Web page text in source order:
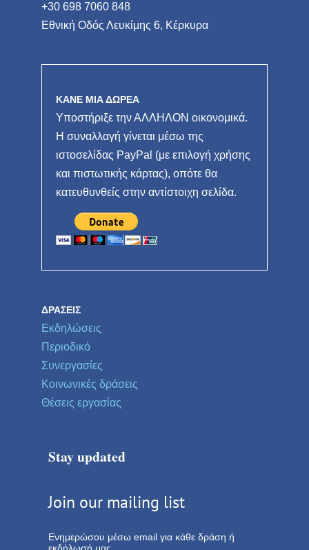
+30 698 7060 848
Εθνική Οδός Λευκίμης 6, Κέρκυρα
ΚΑΝΕ ΜΙΑ ΔΩΡΕΑ
Υποστήριξε την ΑΛΛΗΛΟΝ οικονομικά.
Η συναλλαγή γίνεται μέσω της
ιστοσελίδας PayPal (με επιλογή χρήσης
και πιστωτικής κάρτας), οπότε θα
κατευθυνθείς στην αντίστοιχη σελίδα.
ΔΡΆΣΕΙΣ
Εκδηλώσεις
Περιοδικό
Συνεργασίες
Κοινωνικές δράσεις
Θέσεις εργασίας
Stay updated
Join our mailing list
Ενημερώσου μέσω email για κάθε δράση ή